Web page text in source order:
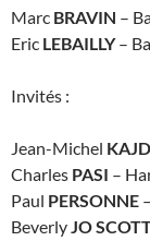
Marc BRAVIN –
Eric LEBAILLY–
Invités :
Jean-Michel
Charles PASI –
Paul PERSONNE
BeverlyJO